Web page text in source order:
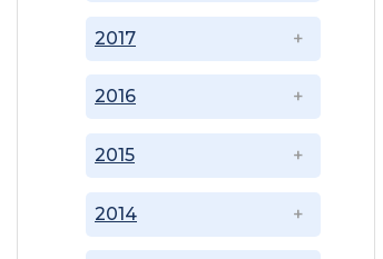
2014
2015
2016
2017